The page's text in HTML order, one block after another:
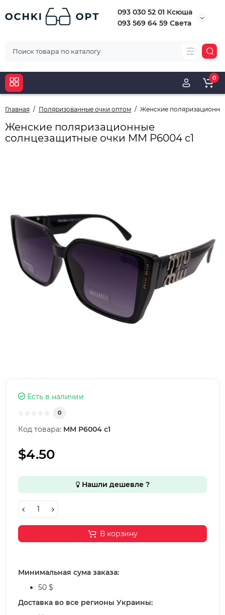
093 030 52 01 Ксюша
093 569 64 59 Света
0
Главная Поляризованные очки оптом Женские
Женские поляризационные
солнцезащитные очки MM P6004 c1
Есть в наличии
0
Код товара: MM P6004 c1
$4.50
Нашли дешевле ?
В корзину
Минимальная сума заказа:
50 $
Доставка во все регионы Украины: